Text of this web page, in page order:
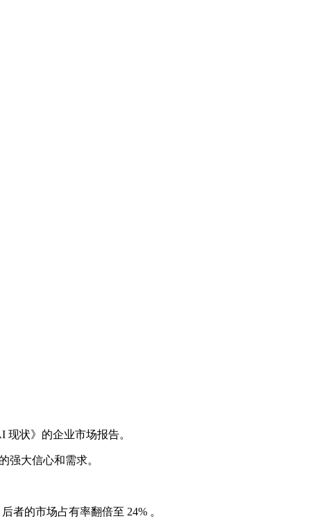
状》的企业市场报告。
大信心和需求。
的市场占有率翻倍至 24% 。